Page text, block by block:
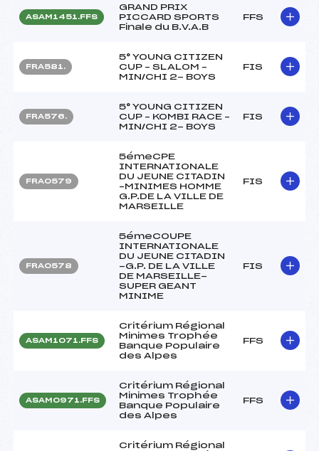
ASAM1451.FFS
GRAND PRIX
PICCARD SPORTS
Finale du B.V.A.B
FFS
FRA581.
5° YOUNG CITIZEN
CUP – SLALOM –
MIN/CHI 2- BOYS
FIS
FRA576.
5° YOUNG CITIZEN
CUP – KOMBI RACE –
MIN/CHI 2- BOYS
FIS
FRA0579
5émeCPE
INTERNATIONALE
DU JEUNE CITADIN
–MINIMES HOMME
G.P.DE LA VILLE DE
MARSEILLE
FIS
FRA0578
5émeCOUPE
INTERNATIONALE
DU JEUNE CITADIN
-G.P. DE LA VILLE
DE MARSEILLE-
SUPER GEANT
MINIME
FIS
ASAM1071.FFS
Critérium Régional
Minimes Trophée
Banque Populaire
des Alpes
FFS
ASAM0971.FFS
Critérium Régional
Minimes Trophée
Banque Populaire
des Alpes
FFS
Critérium Régional